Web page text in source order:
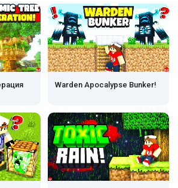
Warden Apocalypse Bunker!